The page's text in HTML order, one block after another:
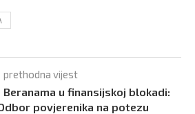
prethodna vijest
u finansijskoj blokadi:
povjerenika na potezu